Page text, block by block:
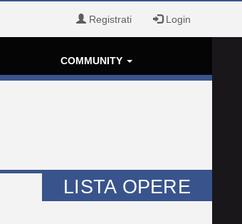
Registrati Login
COMMUNITY
LISTA OPERE